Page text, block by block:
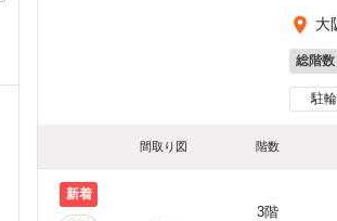
大
総階数
駐
間取り図 階数
新着
3階